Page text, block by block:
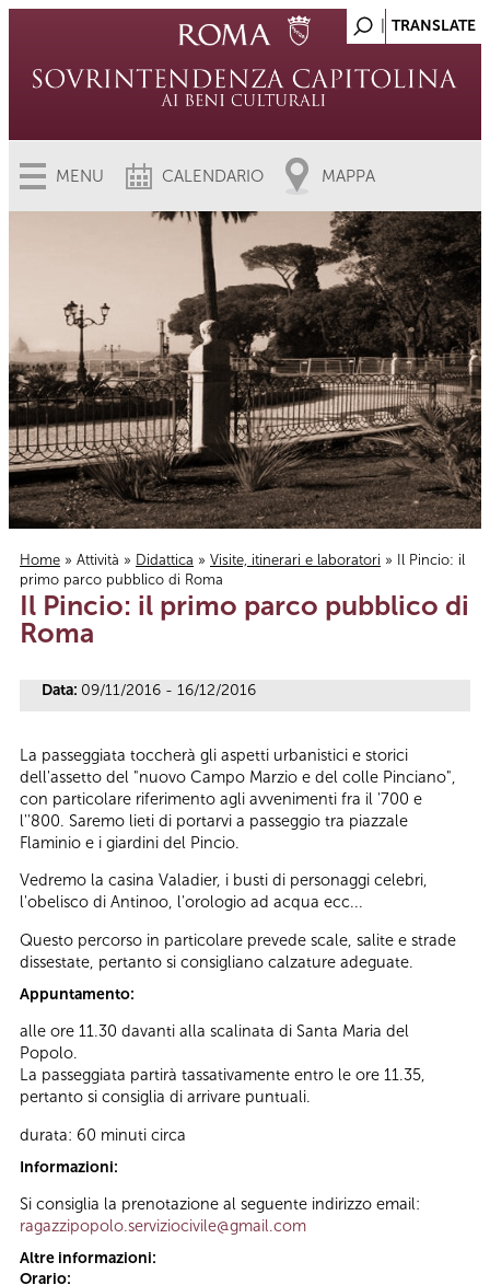
MENU CALENDARIO MAPPA
Tu sei qui
Home » Attività » Didattica » Visite, itinerari e laboratori » Il Pincio: il
primo parco pubblico di Roma
Il Pincio: il primo parco pubblico di
Roma
Data: 09/11/2016 - 16/12/2016
La passeggiata toccherà gli aspetti urbanistici e storici
dell'assetto del "nuovo Campo Marzio e del colle Pinciano",
con particolare riferimento agli avvenimenti fra il '700 e
l''800. Saremo lieti di portarvi a passeggio tra piazzale
Flaminio e i giardini del Pincio.
Vedremo la casina Valadier, i busti di personaggi celebri,
l'obelisco di Antinoo, l'orologio ad acqua ecc...
Questo percorso in particolare prevede scale, salite e strade
dissestate, pertanto si consigliano calzature adeguate.
Appuntamento:
alle ore 11.30 davanti alla scalinata di Santa Maria del
Popolo.
La passeggiata partirà tassativamente entro le ore 11.35,
pertanto si consiglia di arrivare puntuali.
durata: 60 minuti circa
Informazioni:
Si consiglia la prenotazione al seguente indirizzo email:
ragazzipopolo.serviziocivile@gmail.com
Altre informazioni:
Orario: